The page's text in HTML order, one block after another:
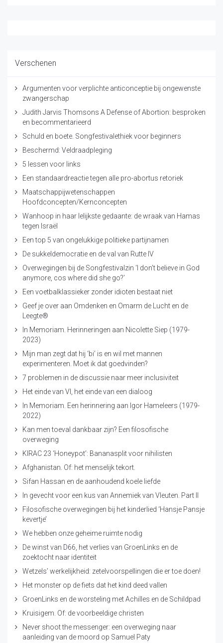
Verschenen
Argumenten voor verplichte anticonceptie bij ongewenste
zwangerschap
Judith Jarvis Thomsons A Defense of Abortion: besproken
en becommentarieerd
Schuld en boete. Songfestivalethiek voor beginners
Beschermd: Veldraadpleging
5 lessen voor links
Een standaardreactie tegen alle pro-abortus retoriek
Maatschappijwetenschappen
Hoofdconcepten/Kernconcepten
Wanhoop in haar lelijkste gedaante: de wraak van Hamas
tegen Israël
Een top 5 van ongelukkige politieke partijnamen
De sukkeldemocratie en de val van Rutte IV
Overwegingen bij de Songfestivalzin ‘I don’t believe in God
anymore, cos where did she go?’
Een voetbalklassieker zonder idioten bestaat niet
Geef je over aan Omdenken en Omarm de Lucht en de
Leegte®
In Memoriam. Herinneringen aan Nicolette Siep (1979-
2023)
Mijn man zegt dat hij ‘bi’ is en wil met mannen
experimenteren. Moet ik dat goedvinden?
7 problemen in de discussie naar meer inclusiviteit
Het einde van VI, het einde van een dialoog
In Memoriam. Een herinnering aan Igor Hameleers (1979-
2022)
Kan men toeval dankbaar zijn? Een filosofische
overweging
KIRAC 23 ‘Honeypot’: Bananasplit voor nihilisten
Afghanistan. Of: het menselijk tekort.
Sifan Hassan en de aanhoudend koele liefde
In gevecht voor een kus van Annemiek van Vleuten. Part II
Filosofische overwegingen bij het kinderlied ‘Hansje Pansje
kevertje’
We hebben onze geheime ruimte nodig
De winst van D66, het verlies van GroenLinks en de
zoektocht naar identiteit
Wetzels’ werkelijkheid: zetelvoorspellingen die er toe doen!
Het monster op de fiets dat het kind deed vallen
GroenLinks en de worsteling met Achilles en de Schildpad
Kruisigem. Of: de voorbeeldige christen
Never shoot the messenger: een overweging naar
aanleiding van de moord op Samuel Paty